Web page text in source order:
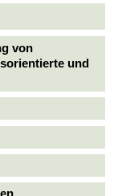
von
und